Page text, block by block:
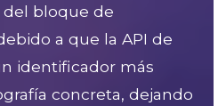
del bloque de
a que la API de
identificador más
concreta, dejando